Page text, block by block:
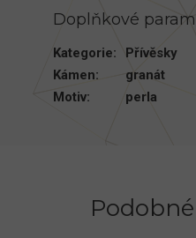
Doplňkové
Kategorie:
Přívěsky
Kámen:
granát
Motiv: perla